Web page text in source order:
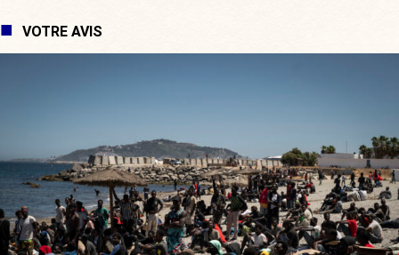
VOTRE AVIS